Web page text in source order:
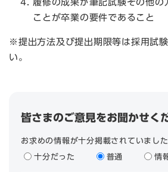
履修の成果が筆記試験その他の
ことが卒業の要件であること
※提出方法及び提出期限等は採用試
い。
皆さまのご意見をお聞かせく
お求めの情報が十分掲載されていました
十分だった 普通 情